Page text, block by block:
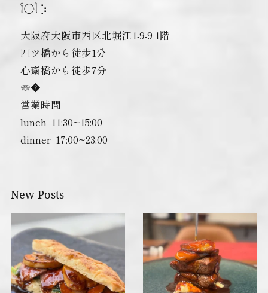
𓌉◯𓇋 ‎⡱‎
大阪府大阪市西区北堀江1-9-9 1階
四ツ橋から徒歩1分
心斎橋から徒歩7分
☏�
営業時間
lunch ︎ 11:30~15:00
dinner ︎ 17:00~23:00
New Posts